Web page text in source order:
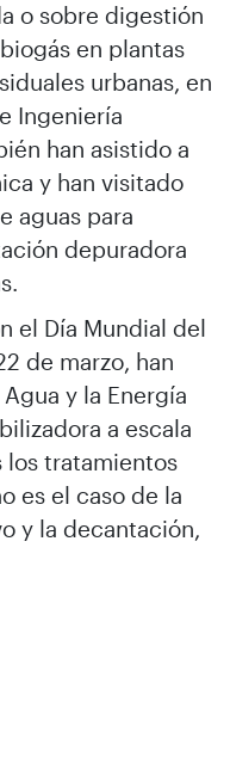
o sobre digestión
en plantas
urbanas, en
Ingeniería
han asistido a
y han visitado
aguas para
depuradora
el Día Mundial del
de marzo, han
y la Energía
a escala
tratamientos
es el caso de la
y la decantación,